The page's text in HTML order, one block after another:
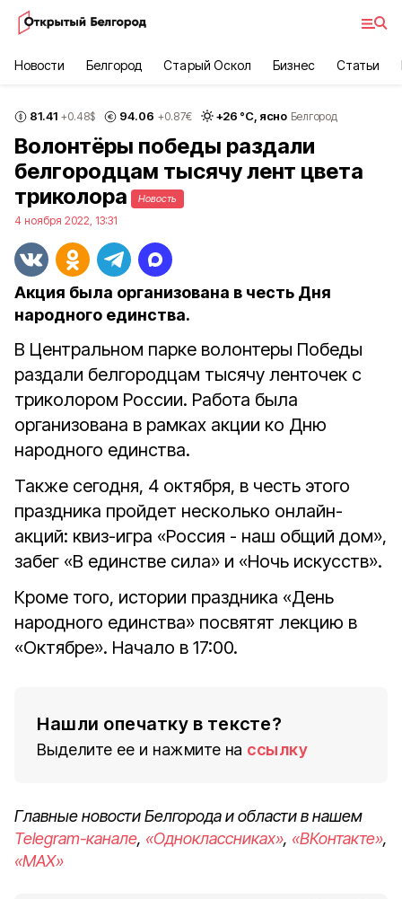
Новости Белгород Старый Оскол Бизнес Статьи
81.41 +0.48$ 94.06 +0.87€ +26 °С, ясно Белгород
Волонтёры победы раздали
белгородцам тысячу лент цвета
триколора
Новость
4 ноября 2022, 13:31
Акция была организована в честь Дня
народного единства.
В Центральном парке волонтеры Победы
раздали белгородцам тысячу ленточек с
триколором России. Работа была
организована в рамках акции ко Дню
народного единства.
Также сегодня, 4 октября, в честь этого
праздника пройдет несколько онлайн-
акций: квиз-игра «Россия - наш общий дом»,
забег «В единстве сила» и «Ночь искусств».
Кроме того, истории праздника «День
народного единства» посвятят лекцию в
«Октябре». Начало в 17:00.
Нашли опечатку в тексте?
Выделите ее и нажмите на ссылку
Главные новости Белгорода и области в нашем
Telegram-канале, «Одноклассниках», «ВКонтакте»,
«MAX»